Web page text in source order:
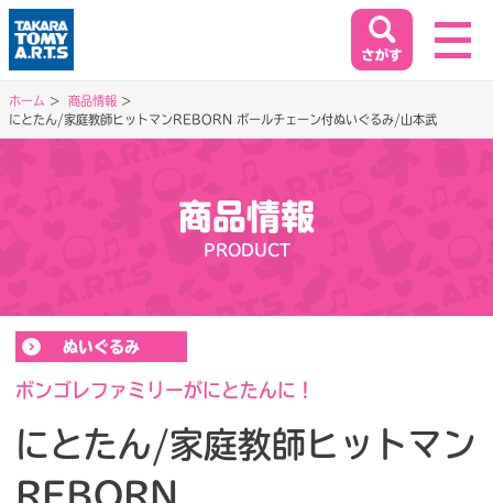
ホーム
イベント&キャンペーン
EVENT&CAMPAIGN
お客様相談室
閉じる
ホーム
商品情報
にとたん/家庭教師ヒットマンREBORN ボールチェーン付ぬいぐるみ/山本武
商品情報
PRODUCT
ぬいぐるみ
ボンゴレファミリーがにとたんに！
にとたん/家庭教師ヒットマン
REBORN